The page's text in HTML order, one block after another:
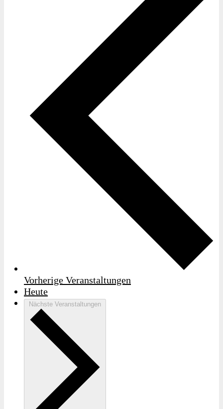
Vorherige Veranstaltungen
Heute
Nächste Veranstaltungen